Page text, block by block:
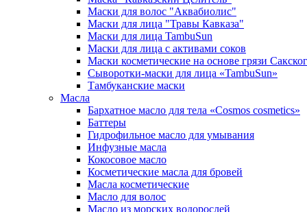
Маски для волос "Аквабиолис"
Маски для лица "Травы Кавказа"
Маски для лица TambuSun
Маски для лица с активами соков
Маски косметические на основе грязи
Сыворотки-маски для лица «TambuSun»
Тамбуканские маски
Масла
Бархатное масло для тела «Cosmos cosmetics»
Баттеры
Гидрофильное масло для умывания
Инфузные масла
Кокосовое масло
Косметические масла для бровей
Масла косметические
Масло для волос
Масло из морских водорослей